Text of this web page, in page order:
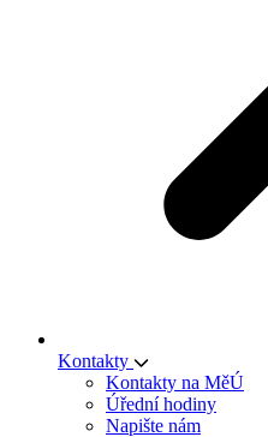
Kontakty
Kontakty na MěÚ
Úřední hodiny
Napište nám